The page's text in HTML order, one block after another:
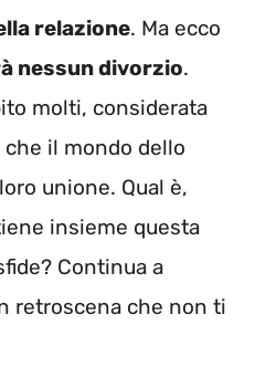
relazione. Ma ecco
nessun divorzio.
molti, considerata
che il mondo dello
unione. Qual è,
insieme questa
Continua a
retroscena che non ti